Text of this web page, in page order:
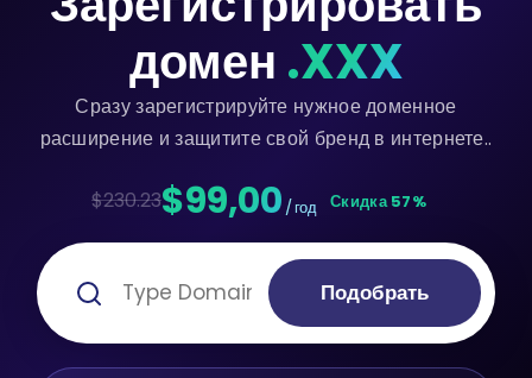
домен .XXX
Сразу зарегистрируйте нужное доменное
расширение и защитите свой бренд в интернете..
$230.23$99,00 / год Скидка 57%
Подобрать